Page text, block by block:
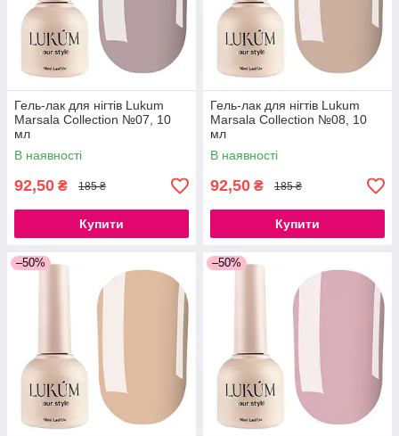
Гель-лак для нігтів Lukum
Marsala Collection №07, 10
мл
В наявності
92,50 ₴ 185 ₴
Купити
Гель-лак для нігтів Lukum
Marsala Collection №08, 10
мл
В наявності
92,50 ₴ 185 ₴
Купити
–50% –50%